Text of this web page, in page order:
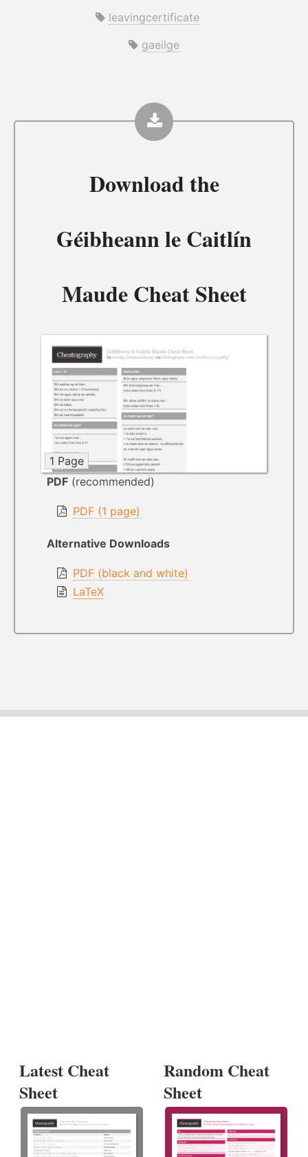
leavingcertificate
gaeilge
Download the
Géibheann le Caitlín
Maude Cheat Sheet
1 Page
PDF (recommended)
PDF (1 page)
Alternative Downloads
PDF (black and white)
LaTeX
Latest Cheat
Sheet
Random Cheat
Sheet